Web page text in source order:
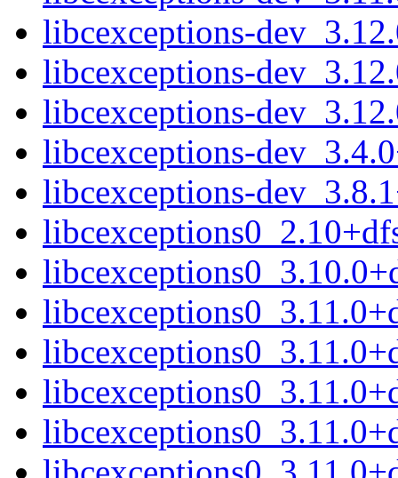
libcexceptions-
libcexceptions-
libcexceptions-
libcexceptions-
libcexceptions-